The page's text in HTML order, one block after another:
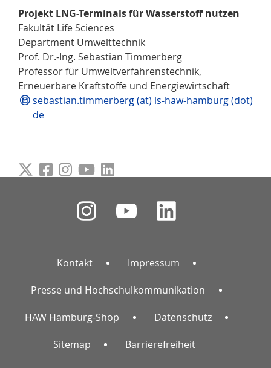
Projekt LNG-Terminals für Wasserstoff nutzen
Fakultät Life Sciences
Department Umwelttechnik
Prof. Dr.-Ing. Sebastian Timmerberg
Professor für Umweltverfahrenstechnik,
Erneuerbare Kraftstoffe und Energiewirtschaft
sebastian.timmerberg (at) ls-haw-hamburg (dot)
de
Kontakt Impressum
Presse und Hochschulkommunikation
HAW Hamburg-Shop Datenschutz
Sitemap Barrierefreiheit